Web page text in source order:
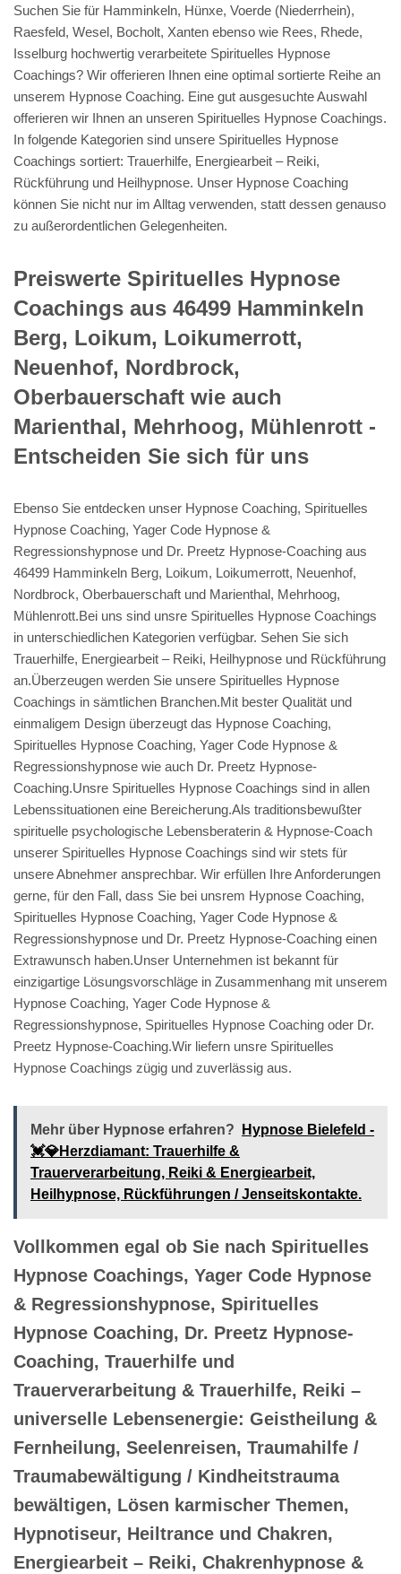
Suchen Sie für Hamminkeln, Hünxe, Voerde (Niederrhein),
Raesfeld, Wesel, Bocholt, Xanten ebenso wie Rees, Rhede,
Isselburg hochwertig verarbeitete Spirituelles Hypnose
Coachings? Wir offerieren Ihnen eine optimal sortierte Reihe an
unserem Hypnose Coaching. Eine gut ausgesuchte Auswahl
offerieren wir Ihnen an unseren Spirituelles Hypnose Coachings.
In folgende Kategorien sind unsere Spirituelles Hypnose
Coachings sortiert: Trauerhilfe, Energiearbeit – Reiki,
Rückführung und Heilhypnose. Unser Hypnose Coaching
können Sie nicht nur im Alltag verwenden, statt dessen genauso
zu außerordentlichen Gelegenheiten.
Preiswerte Spirituelles Hypnose
Coachings aus 46499 Hamminkeln
Berg, Loikum, Loikumerrott,
Neuenhof, Nordbrock,
Oberbauerschaft wie auch
Marienthal, Mehrhoog, Mühlenrott -
Entscheiden Sie sich für uns
Ebenso Sie entdecken unser Hypnose Coaching, Spirituelles
Hypnose Coaching, Yager Code Hypnose &
Regressionshypnose und Dr. Preetz Hypnose-Coaching aus
46499 Hamminkeln Berg, Loikum, Loikumerrott, Neuenhof,
Nordbrock, Oberbauerschaft und Marienthal, Mehrhoog,
Mühlenrott.Bei uns sind unsre Spirituelles Hypnose Coachings
in unterschiedlichen Kategorien verfügbar. Sehen Sie sich
Trauerhilfe, Energiearbeit – Reiki, Heilhypnose und Rückführung
an.Überzeugen werden Sie unsere Spirituelles Hypnose
Coachings in sämtlichen Branchen.Mit bester Qualität und
einmaligem Design überzeugt das Hypnose Coaching,
Spirituelles Hypnose Coaching, Yager Code Hypnose &
Regressionshypnose wie auch Dr. Preetz Hypnose-
Coaching.Unsre Spirituelles Hypnose Coachings sind in allen
Lebenssituationen eine Bereicherung.Als traditionsbewußter
spirituelle psychologische Lebensberaterin & Hypnose-Coach
unserer Spirituelles Hypnose Coachings sind wir stets für
unsere Abnehmer ansprechbar. Wir erfüllen Ihre Anforderungen
gerne, für den Fall, dass Sie bei unsrem Hypnose Coaching,
Spirituelles Hypnose Coaching, Yager Code Hypnose &
Regressionshypnose und Dr. Preetz Hypnose-Coaching einen
Extrawunsch haben.Unser Unternehmen ist bekannt für
einzigartige Lösungsvorschläge in Zusammenhang mit unserem
Hypnose Coaching, Yager Code Hypnose &
Regressionshypnose, Spirituelles Hypnose Coaching oder Dr.
Preetz Hypnose-Coaching.Wir liefern unsre Spirituelles
Hypnose Coachings zügig und zuverlässig aus.
Mehr über Hypnose erfahren?
Hypnose Bielefeld -
💓️💎Herzdiamant: Trauerhilfe &
Trauerverarbeitung, Reiki & Energiearbeit,
Heilhypnose, Rückführungen / Jenseitskontakte.
Vollkommen egal ob Sie nach Spirituelles
Hypnose Coachings, Yager Code Hypnose
& Regressionshypnose, Spirituelles
Hypnose Coaching, Dr. Preetz Hypnose-
Coaching, Trauerhilfe und
Trauerverarbeitung & Trauerhilfe, Reiki –
universelle Lebensenergie: Geistheilung &
Fernheilung, Seelenreisen, Traumahilfe /
Traumabewältigung / Kindheitstrauma
bewältigen, Lösen karmischer Themen,
Hypnotiseur, Heiltrance und Chakren,
Energiearbeit – Reiki, Chakrenhypnose &